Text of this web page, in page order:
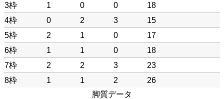
3枠
1 0 0
18
4枠
0 2 3
15
5枠
2 1 0
17
6枠
1 1 0
18
7枠
2 2 3
23
8枠
1 1 2
26
脚質データ